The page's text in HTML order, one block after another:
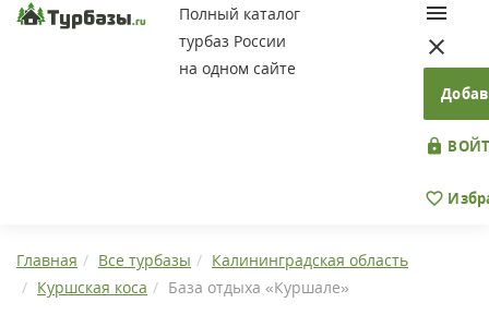
Полный каталог
турбаз России
на одном сайте
Главная Все турбазы
Калининградская область
Куршская коса
База отдыха «Куршале»